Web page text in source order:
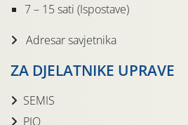
7 – 15 sati (Ispostave)
Adresar savjetnika
ZA DJELATNIKE UPRAVE
SEMIS
PIO